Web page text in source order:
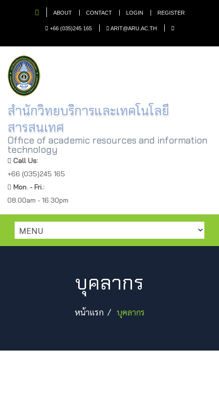
ABOUT CONTACT LOGIN REGISTER
+66 (035)245 165 ARIT@ARU.AC.TH
สำนักวิทยบริการและเทคโนโลยี
สารสนเทศ
Office of academic resources and information
technology
Call Us:
+66 (035)245 165
Mon. - Fri.:
08.00am - 16.30pm
บุคลากร
หน้าแรก / บุคลากร